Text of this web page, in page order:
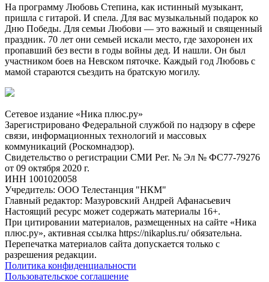
На программу Любовь Степина, как истинный музыкант,
пришла с гитарой. И спела. Для вас музыкальный подарок ко
Дню Победы. Для семьи Любови — это важный и священный
праздник. 70 лет они семьей искали место, где захоронен их
пропавший без вести в годы войны дед. И нашли. Он был
участником боев на Невском пяточке. Каждый год Любовь с
мамой стараются съездить на братскую могилу.
Сетевое издание «Ника плюс.ру»
Зарегистрировано Федеральной службой по надзору в сфере
связи, информационных технологий и массовых
коммуникаций (Роскомнадзор).
Свидетельство о регистрации СМИ Рег. № Эл № ФС77-79276
от 09 октября 2020 г.
ИНН 1001020058
Учредитель: ООО Телестанция "НКМ"
Главный редактор: Мазуровский Андрей Афанасьевич
Настоящий ресурс может содержать материалы 16+.
При цитировании материалов, размещенных на сайте «Ника
плюс.ру», активная ссылка https://nikaplus.ru/ обязательна.
Перепечатка материалов сайта допускается только с
разрешения редакции.
Политика конфиденциальности
Пользовательское соглашение